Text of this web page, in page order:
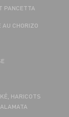
PANCETTA
CHORIZO
HARICOTS